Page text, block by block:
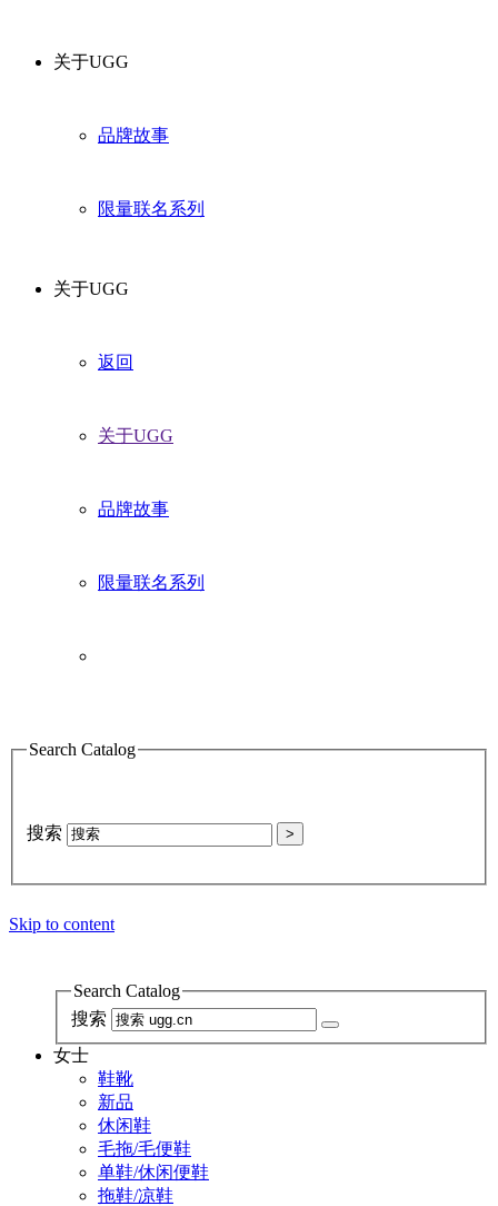
关于UGG
品牌故事
限量联名系列
关于UGG
返回
关于UGG
品牌故事
限量联名系列
Search Catalog
搜索 >
Skip to content
Search Catalog
搜索
女士
鞋靴
新品
休闲鞋
毛拖/毛便鞋
单鞋/休闲便鞋
拖鞋/凉鞋